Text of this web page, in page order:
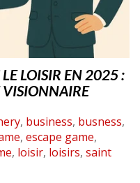
LOISIR EN 2025 :
, business, busness,
, escape game,
, loisir, loisirs, saint